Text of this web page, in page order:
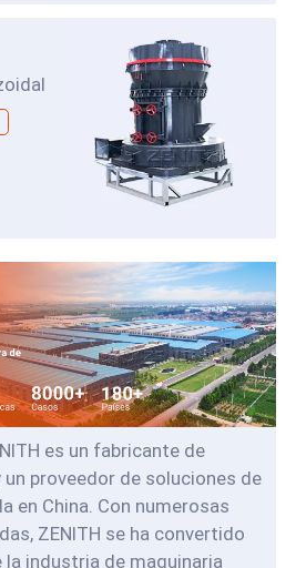
es un fabricante de
proveedor de soluciones de
en China. Con numerosas
ZENITH se ha convertido
industria de maquinaria